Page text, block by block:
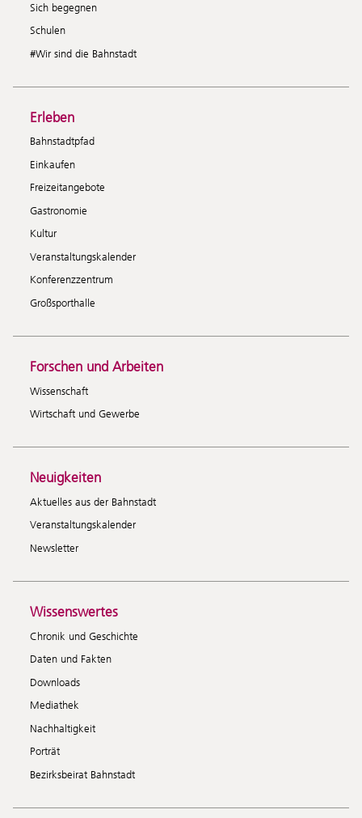
Sich begegnen
Schulen
#Wir sind die Bahnstadt
Erleben
Bahnstadtpfad
Einkaufen
Freizeitangebote
Gastronomie
Kultur
Veranstaltungskalender
Konferenzzentrum
Großsporthalle
Forschen und Arbeiten
Wissenschaft
Wirtschaft und Gewerbe
Neuigkeiten
Aktuelles aus der Bahnstadt
Veranstaltungskalender
Newsletter
Wissenswertes
Chronik und Geschichte
Daten und Fakten
Downloads
Mediathek
Nachhaltigkeit
Porträt
Bezirksbeirat Bahnstadt